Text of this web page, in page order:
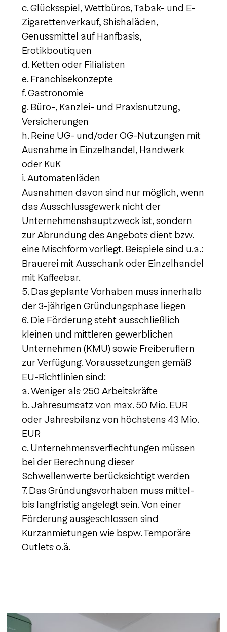
c. Glücksspiel, Wettbüros, Tabak- und E-
Zigarettenverkauf, Shishaläden,
Genussmittel auf Hanfbasis,
Erotikboutiquen
d. Ketten oder Filialisten
e. Franchisekonzepte
f. Gastronomie
g. Büro-, Kanzlei- und Praxisnutzung,
Versicherungen
h. Reine UG- und/oder OG-Nutzungen mit
Ausnahme in Einzelhandel, Handwerk
oder KuK
i. Automatenläden
Ausnahmen davon sind nur möglich, wenn
das Ausschlussgewerk nicht der
Unternehmenshauptzweck ist, sondern
zur Abrundung des Angebots dient bzw.
eine Mischform vorliegt. Beispiele sind u.a.:
Brauerei mit Ausschank oder Einzelhandel
mit Kaffeebar.
5. Das geplante Vorhaben muss innerhalb
der 3-jährigen Gründungsphase liegen
6. Die Förderung steht ausschließlich
kleinen und mittleren gewerblichen
Unternehmen (KMU) sowie Freiberuflern
zur Verfügung. Voraussetzungen gemäß
EU-Richtlinien sind:
a. Weniger als 250 Arbeitskräfte
b. Jahresumsatz von max. 50 Mio. EUR
oder Jahresbilanz von höchstens 43 Mio.
EUR
c. Unternehmensverflechtungen müssen
bei der Berechnung dieser
Schwellenwerte berücksichtigt werden
7. Das Gründungsvorhaben muss mittel-
bis langfristig angelegt sein. Von einer
Förderung ausgeschlossen sind
Kurzanmietungen wie bspw. Temporäre
Outlets o.ä.